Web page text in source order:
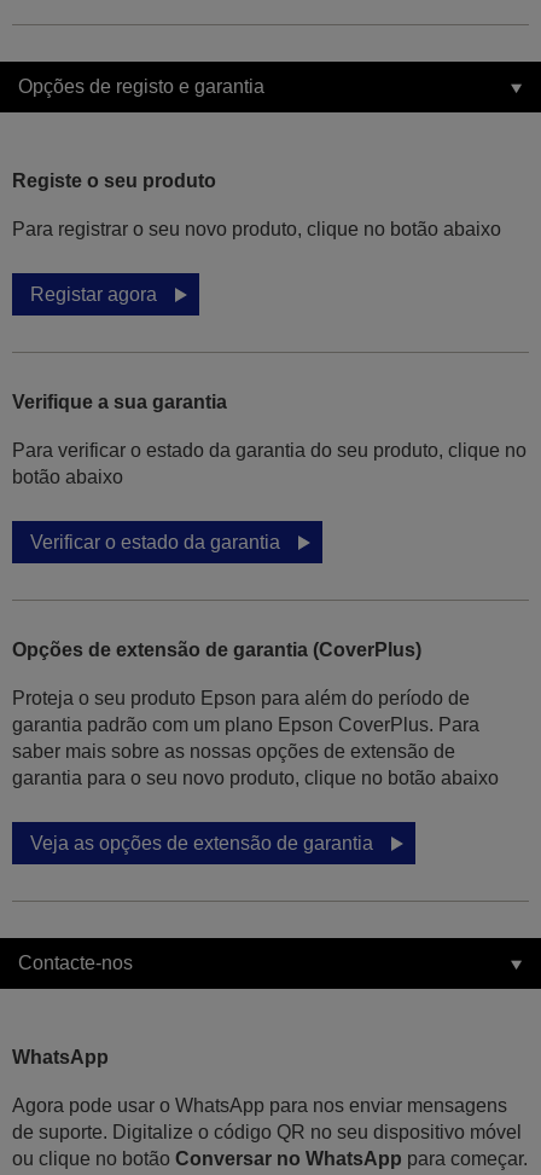
Opções de registo e garantia
Registe o seu produto
Para registrar o seu novo produto, clique no botão abaixo
Registar agora
Verifique a sua garantia
Para verificar o estado da garantia do seu produto, clique no
botão abaixo
Verificar o estado da garantia
Opções de extensão de garantia (CoverPlus)
Proteja o seu produto Epson para além do período de
garantia padrão com um plano Epson CoverPlus. Para
saber mais sobre as nossas opções de extensão de
garantia para o seu novo produto, clique no botão abaixo
Veja as opções de extensão de garantia
Contacte-nos
WhatsApp
Agora pode usar o WhatsApp para nos enviar mensagens
de suporte. Digitalize o código QR no seu dispositivo móvel
ou clique no botão Conversar no WhatsApp para começar.